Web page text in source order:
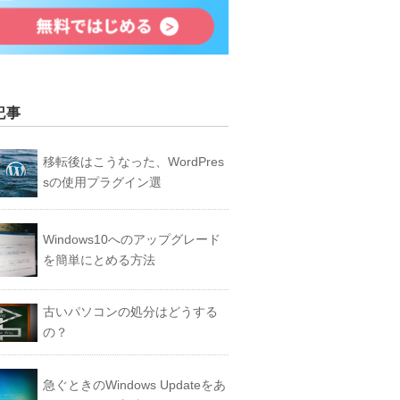
事
移転後はこうなった、WordPres
sの使用プラグイン選
Windows10へのアップグレード
を簡単にとめる方法
古いパソコンの処分はどうする
の？
急ぐときのWindows Updateをあ